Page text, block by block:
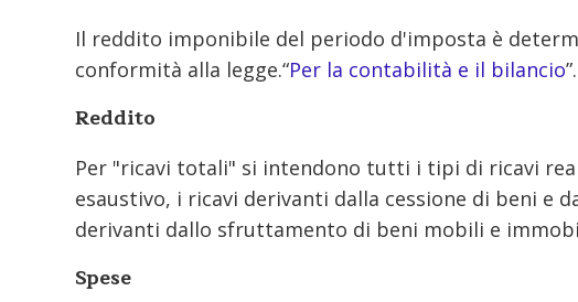
Il reddito imponibile del periodo d'imposta è
conformità alla legge.“Per la contabilità e il bilancio”.
Reddito
Per "ricavi totali" si intendono tutti i tipi di ricavi
esaustivo, i ricavi derivanti dalla cessione di beni
derivanti dallo sfruttamento di beni mobili e
Spese